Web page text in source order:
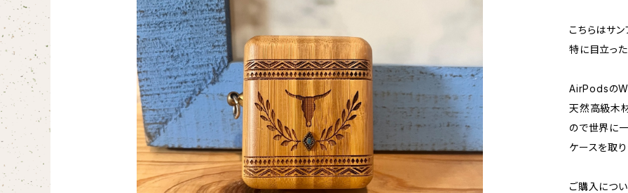
こちらはサン
特に目立っ
AirPodsの
天然高級木
ので世界に
ケースを取
ご購入につ